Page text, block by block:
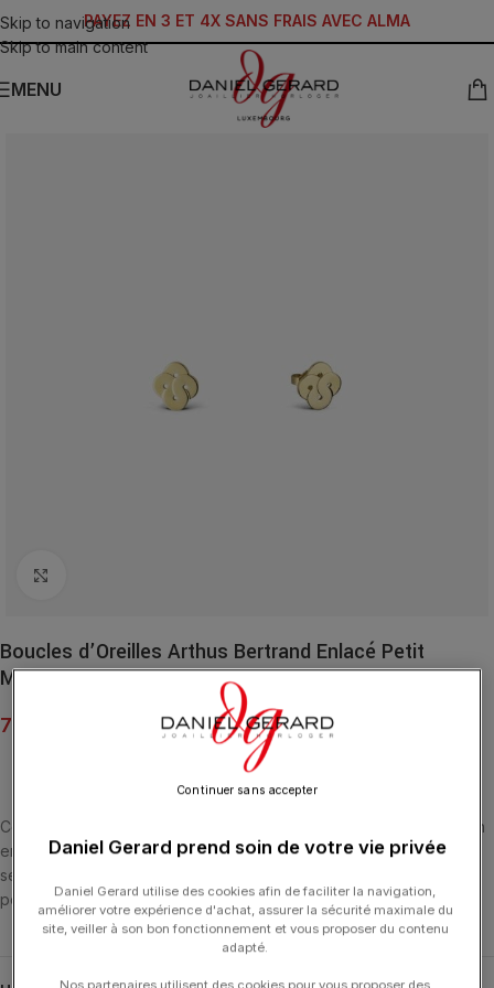
Skip to navigation
Skip to main content
PAYEZ EN 3 ET 4X SANS FRAIS AVEC ALMA
MENU
Boucles d’Oreilles Arthus Bertrand Enlacé Petit
Modèle Or Jaune
770.00
Ces puces d’oreilles en Or Jaune 750/1000 représentent un ruban
enlacé. Elles mesurent 6 millimètres de diamètre. Elles se portent
seules ou associées aux pendants amovibles (J8408X0000). Le
poids d’or moyen est de 1,50 grammes.
Daniel Gerard prend soin de votre vie privée
Daniel Gerard utilise des cookies afin de faciliter la navigation,
améliorer votre expérience d'achat, assurer la sécurité maximale du
site, veiller à son bon fonctionnement et vous proposer du contenu
adapté.
Nos partenaires utilisent des cookies pour vous proposer des
Continuer sans accepter